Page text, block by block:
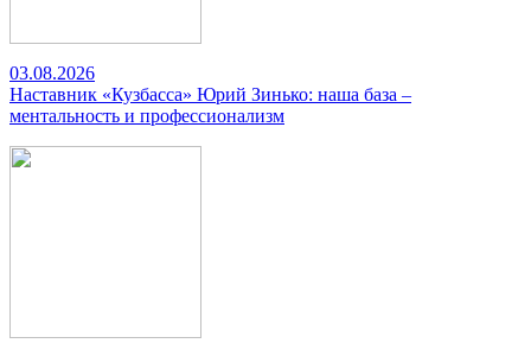
03.08.2026
Наставник «Кузбасса» Юрий Зинько: наша база –
ментальность и профессионализм